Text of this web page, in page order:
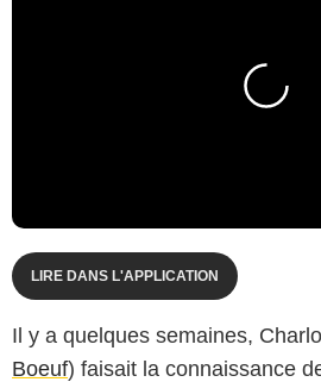
LIRE DANS L'APPLICATION
Il y a quelques semaines,
Boeuf) faisait la connaissance